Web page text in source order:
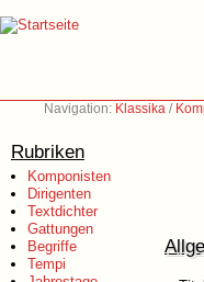
Navigation: Klassika /
Rubriken
Komponisten
Dirigenten
Textdichter
Gattungen
Begriffe
Tempi